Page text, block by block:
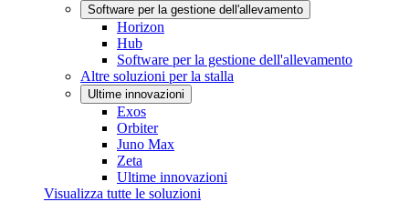
Software per la gestione dell'allevamento
Horizon
Hub
Software per la gestione dell'allevamento
Altre soluzioni per la stalla
Ultime innovazioni
Exos
Orbiter
Juno Max
Zeta
Ultime innovazioni
Visualizza tutte le soluzioni